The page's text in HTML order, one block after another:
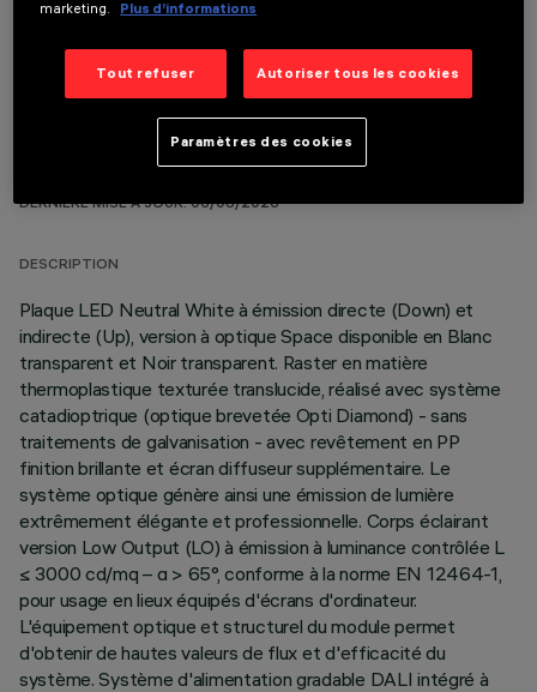
DONNÉES TECHNIQUES
DERNIÈRE MISE À JOUR: 06/08/2026
DESCRIPTION
Plaque LED Neutral White à émission directe (Down) et
indirecte (Up), version à optique Space disponible en Blanc
transparent et Noir transparent. Raster en matière
thermoplastique texturée translucide, réalisé avec système
catadioptrique (optique brevetée Opti Diamond) - sans
traitements de galvanisation - avec revêtement en PP
finition brillante et écran diffuseur supplémentaire. Le
système optique génère ainsi une émission de lumière
extrêmement élégante et professionnelle. Corps éclairant
version Low Output (LO) à émission à luminance contrôlée L
≤ 3000 cd/mq – α > 65°, conforme à la norme EN 12464-1,
pour usage en lieux équipés d'écrans d'ordinateur.
L'équipement optique et structurel du module permet
d'obtenir de hautes valeurs de flux et d'efficacité du
système. Système d'alimentation gradable DALI intégré à
marketing.
Plus d’informations
Tout refuser Autoriser tous les cookies
Paramètres des cookies